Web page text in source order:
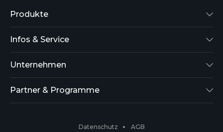
Produkte
Reolink Lumus
Argus 2
Reolink Go
Infos & Service
Support
Blog
Unternehmen
Über uns
Partner & Programme
Datenschutz
AGB